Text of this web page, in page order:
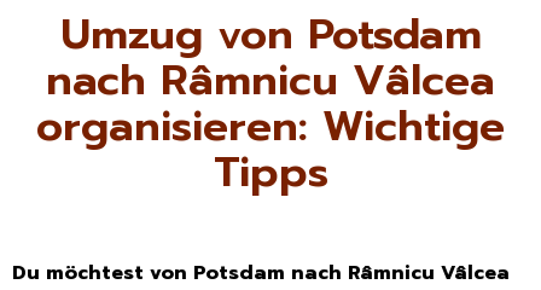
Umzug von Potsdam
nach Râmnicu Vâlcea
organisieren: Wichtige
Tipps
Du möchtest von Potsdam nach Râmnicu Vâlcea